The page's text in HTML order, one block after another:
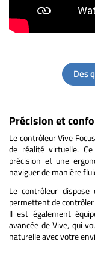
Des
Précision et
Le contrôleur Vive
de réalité virtuelle.
précision et une
naviguer de manière
Le contrôleur
permettent de
Il est également
avancée de Vive, qui
naturelle avec votre